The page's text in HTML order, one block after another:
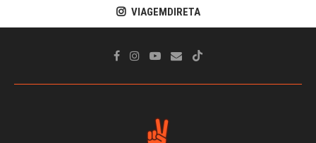
VIAGEMDIRETA